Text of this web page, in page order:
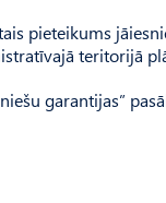
pieteikums
teritorijā
garantijas”